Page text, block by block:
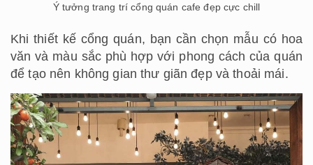
Ý tưởng trang trí cổng quán cafe đẹp cực chill
Khi thiết kế cổng quán, bạn cần chọn mẫu có hoa
văn và màu sắc phù hợp với phong cách của quán
để tạo nên không gian thư giãn đẹp và thoải mái.